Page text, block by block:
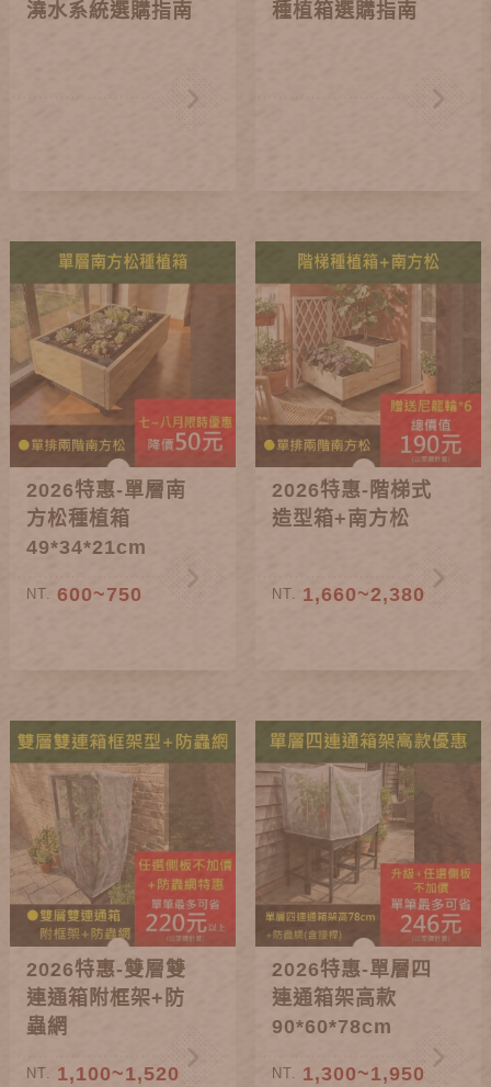
澆水系統選購指南 種植箱選購指南
2026特惠-單層南
方松種植箱
49*34*21cm
NT. 600~750
2026特惠-階梯式
造型箱+南方松
NT. 1,660~2,380
2026特惠-雙層雙
連通箱附框架+防
蟲網
NT. 1,100~1,520
2026特惠-單層四
連通箱架高款
90*60*78cm
NT. 1,300~1,950